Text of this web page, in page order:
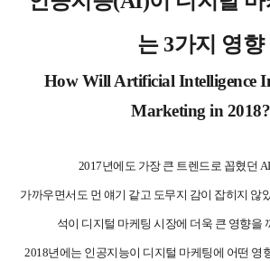
는 3가지 영향
How Will Artificial Intelligence
Marketing in 2018?
2017년에도 가장 큰 트렌드로 꼽혔던
가까우면서도 먼 얘기 같고 도무지 감이 잡히지 않
석이 디지털 마케팅 시장에 더욱 큰 영향을
2018년에는 인공지능이 디지털 마케팅에 어떤 영